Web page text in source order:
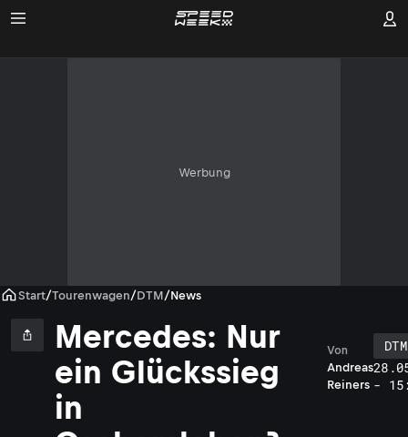
Werbung
Start/Tourenwagen/DTM/News
Mercedes: Nur
ein Glückssieg
in
Andreas
Reiners
Von
DTM
-